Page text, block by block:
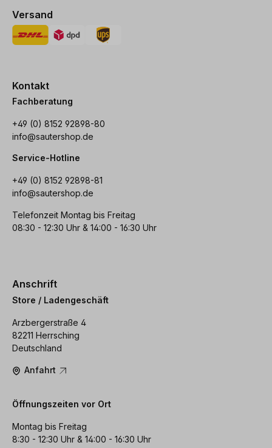
Versand
Kontakt
Fachberatung
+49 (0) 8152 92898-80
info@sautershop.de
Service-Hotline
+49 (0) 8152 92898-81
info@sautershop.de
Telefonzeit Montag bis Freitag
08:30 - 12:30 Uhr & 14:00 - 16:30 Uhr
Anschrift
Store / Ladengeschäft
Arzbergerstraße 4
82211 Herrsching
Deutschland
Anfahrt
Öffnungszeiten vor Ort
Montag bis Freitag
8:30 - 12:30 Uhr & 14:00 - 16:30 Uhr